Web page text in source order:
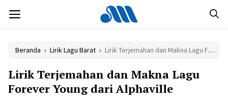
isi
MENU
Beranda › Lirik Lagu Barat › Lirik Terjemahan dan Makna Lagu Forever Young dari Alphaville
Lirik Terjemahan dan Makna Lagu
Forever Young dari Alphaville